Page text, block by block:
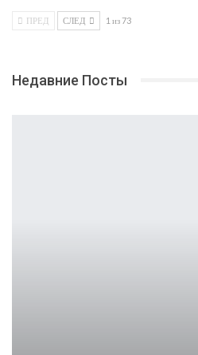
ПРЕД СЛЕД 1 из 73
Недавние Посты